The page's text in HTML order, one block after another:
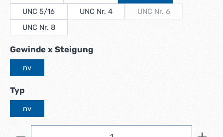
UNC 5/16
UNC Nr. 4 UNC Nr. 6
UNC Nr. 8
Gewinde x Steigung
nv
Typauswählen
nv
Produkt Anzahl: Gib den gewünschten Wert ein